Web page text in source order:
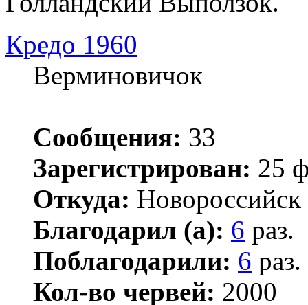
Кредо 1960
Верминовичок
Сообщения: 33
Зарегистрирован: 25
Откуда: Новороссийск
Благодарил (а): 6 раз.
Поблагодарили: 6 раз.
Кол-во червей: 2000